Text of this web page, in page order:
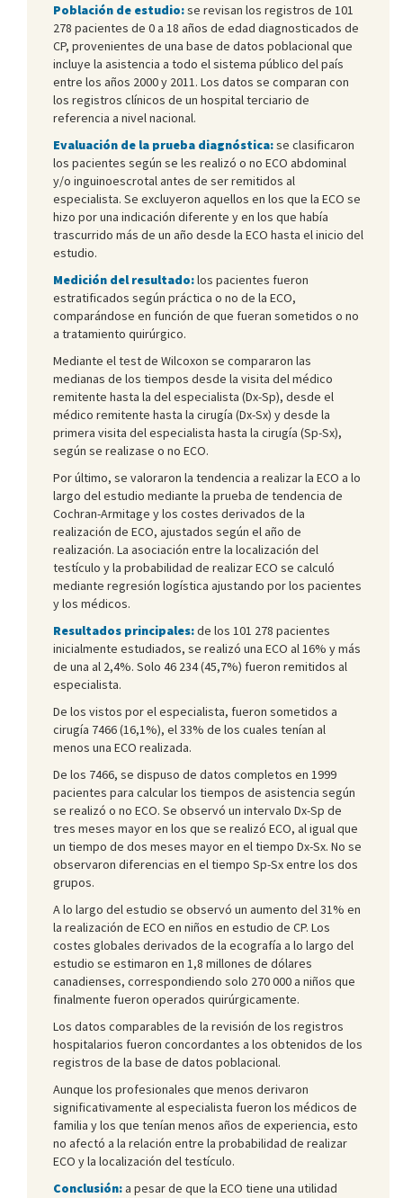
Población de estudio:se revisan los registros de 101
278 pacientes de 0 a 18 años de edad diagnosticados de
CP, provenientes de una base de datos poblacional que
incluye la asistencia a todo el sistema público del país
entre los años 2000 y 2011. Los datos se comparan con
los registros clínicos de un hospital terciario de
referencia a nivel nacional.
Evaluación de la prueba diagnóstica:se clasificaron
los pacientes según se les realizó o no ECO abdominal
y/o inguinoescrotal antes de ser remitidos al
especialista. Se excluyeron aquellos en los que la ECO se
hizo por una indicación diferente y en los que había
trascurrido más de un año desde la ECO hasta el inicio del
estudio.
Medición del resultado:los pacientes fueron
estratificados según práctica o no de la ECO,
comparándose en función de que fueran sometidos o no
a tratamiento quirúrgico.
Mediante el test de Wilcoxon se compararon las
medianas de los tiempos desde la visita del médico
remitente hasta la del especialista (Dx-Sp), desde el
médico remitente hasta la cirugía (Dx-Sx) y desde la
primera visita del especialista hasta la cirugía (Sp-Sx),
según se realizase o no ECO.
Por último, se valoraron la tendencia a realizar la ECO a lo
largo del estudio mediante la prueba de tendencia de
Cochran-Armitage y los costes derivados de la
realización de ECO, ajustados según el año de
realización. La asociación entre la localización del
testículo y la probabilidad de realizar ECO se calculó
mediante regresión logística ajustando por los pacientes
y los médicos.
Resultados principales:de los 101 278 pacientes
inicialmente estudiados, se realizó una ECO al 16% y más
de una al 2,4%. Solo 46 234 (45,7%) fueron remitidos al
especialista.
De los vistos por el especialista, fueron sometidos a
cirugía 7466 (16,1%), el 33% de los cuales tenían al
menos una ECO realizada.
De los 7466, se dispuso de datos completos en 1999
pacientes para calcular los tiempos de asistencia según
se realizó o no ECO. Se observó un intervalo Dx-Sp de
tres meses mayor en los que se realizó ECO, al igual que
un tiempo de dos meses mayor en el tiempo Dx-Sx. No se
observaron diferencias en el tiempo Sp-Sx entre los dos
grupos.
A lo largo del estudio se observó un aumento del 31% en
la realización de ECO en niños en estudio de CP. Los
costes globales derivados de la ecografía a lo largo del
estudio se estimaron en 1,8 millones de dólares
canadienses, correspondiendo solo 270 000 a niños que
finalmente fueron operados quirúrgicamente.
Los datos comparables de la revisión de los registros
hospitalarios fueron concordantes a los obtenidos de los
registros de la base de datos poblacional.
Aunque los profesionales que menos derivaron
significativamente al especialista fueron los médicos de
familia y los que tenían menos años de experiencia, esto
no afectó a la relación entre la probabilidad de realizar
ECO y la localización del testículo.
Conclusión:a pesar de que la ECO tiene una utilidad